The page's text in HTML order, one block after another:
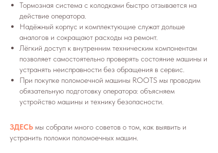
Тормозная система с колодками быстро отзывается на
действие оператора.
Надёжный корпус и комплектующие служат дольше
аналогов и сокращают расходы на ремонт.
Лёгкий доступ к внутренним техническим компонентам
позволяет самостоятельно проверять состояние машины и
устранять неисправности без обращения в сервис.
При покупке поломоечной машины ROOTS мы проводим
обязательную подготовку оператора: объясняем
устройство машины и технику безопасности.
ЗДЕСЬ мы собрали много советов о том, как выявить и
устранить поломки поломоечных машин.